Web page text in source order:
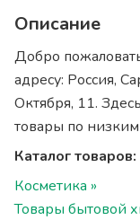
Описание
Добро
адресу: Россия,
Октября, 11.
товары по
Каталог товаров:
Косметика »
Товары бытовой